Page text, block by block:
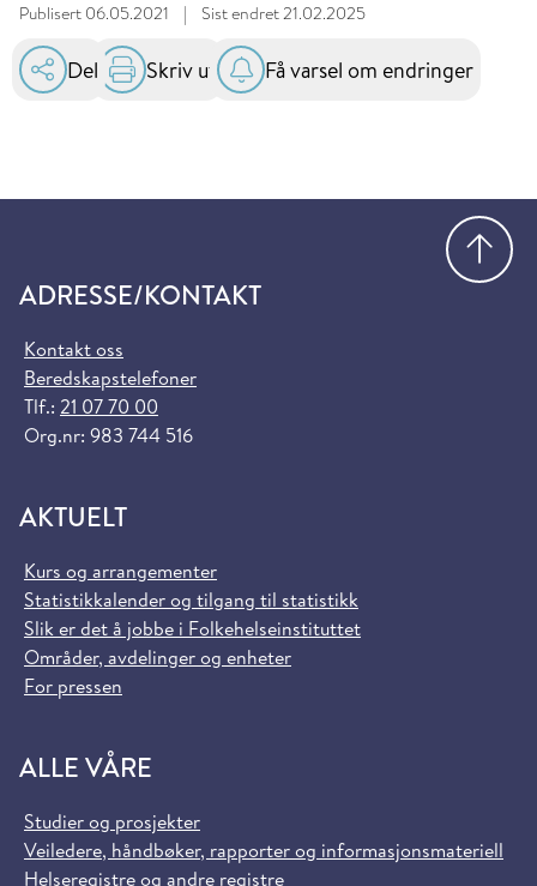
Publisert 06.05.2021 | Sist endret21.02.2025
Del Skriv ut Få varsel om endringer
ADRESSE/KONTAKT
Kontakt oss
Beredskapstelefoner
Tlf.: 21 07 70 00
Org.nr: 983 744 516
AKTUELT
Kurs og arrangementer
Statistikkalender og tilgang til statistikk
Slik er det å jobbe i Folkehelseinstituttet
Områder, avdelinger og enheter
For pressen
ALLE VÅRE
Studier og prosjekter
Veiledere, håndbøker, rapporter og informasjonsmateriell
Helseregistre og andre registre